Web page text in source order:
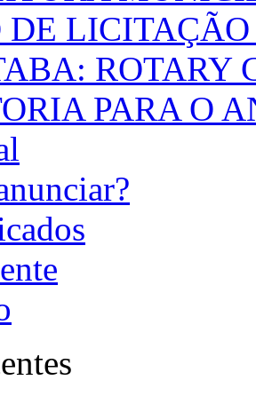
DE LICITAÇÃO
ROTARY
PARA O